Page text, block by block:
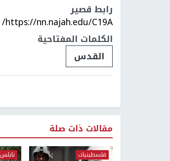
رابط قصير
https://nn.najah.edu/C19A/
الكلمات المفتاحية
القدس
مقالات ذات صلة
فلسطينيات نابلس